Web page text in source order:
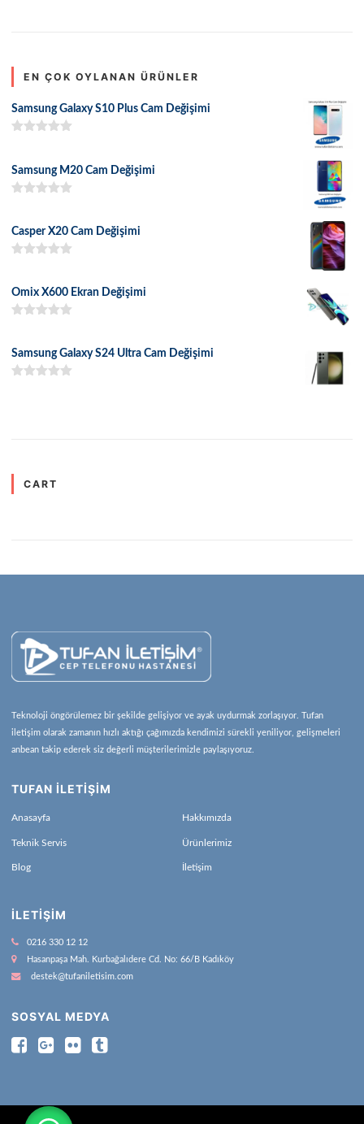
EN ÇOK OYLANAN ÜRÜNLER
Samsung Galaxy S10 Plus Cam Değişimi
Samsung M20 Cam Değişimi
Casper X20 Cam Değişimi
Omix X600 Ekran Değişimi
Samsung Galaxy S24 Ultra Cam Değişimi
CART
Teknoloji öngörülemez bir şekilde gelişiyor ve ayak uydurmak zorlaşıyor. Tufan
iletişim olarak zamanın hızlı aktığı çağımızda kendimizi sürekli yeniliyor, gelişmeleri
anbean takip ederek siz değerli müşterilerimizle paylaşıyoruz.
TUFAN İLETİŞİM
Anasayfa Hakkımızda
Teknik Servis Ürünlerimiz
Blog İletişim
İLETIŞIM
0216 330 12 12
Hasanpaşa Mah. Kurbağalıdere Cd. No: 66/B Kadıköy
destek@tufaniletisim.com
SOSYAL MEDYA